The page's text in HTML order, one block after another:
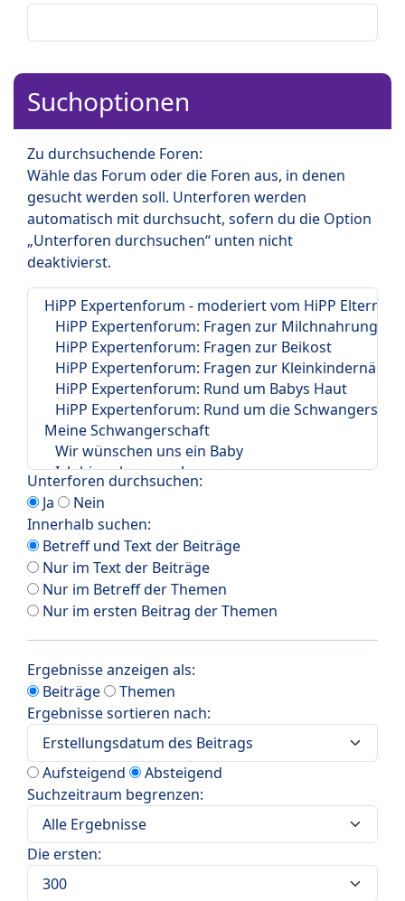
Suchoptionen
Zu durchsuchende Foren:
Wähle das Forum oder die Foren aus, in denen
gesucht werden soll. Unterforen werden
automatisch mit durchsucht, sofern du die Option
„Unterforen durchsuchen“ unten nicht
deaktivierst.
Unterforen durchsuchen:
Ja
Nein
Innerhalb suchen:
Betreff und Text der Beiträge
Nur im Text der Beiträge
Nur im Betreff der Themen
Nur im ersten Beitrag der Themen
Ergebnisse anzeigen als:
Beiträge
Themen
Ergebnisse sortieren nach:
Aufsteigend
Absteigend
Suchzeitraum begrenzen:
Die ersten: